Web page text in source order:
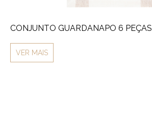
CONJUNTO GUARDANAPO 6 PEÇAS
VER MAIS